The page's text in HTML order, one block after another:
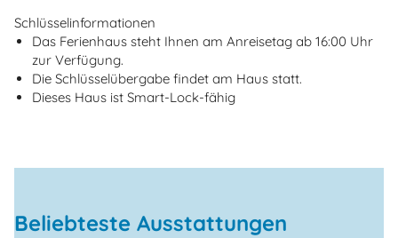
Schlüsselinformationen
Das Ferienhaus steht Ihnen am Anreisetag ab 16:00 Uhr
zur Verfügung.
Die Schlüsselübergabe findet am Haus statt.
Dieses Haus ist Smart-Lock-fähig
Beliebteste Ausstattungen